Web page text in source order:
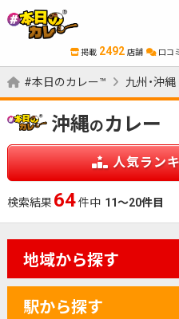
掲載 2492 店舗 口コ
#本日のカレー™ 九州・沖縄
沖縄のカレー
人気ラン
検索結果 64件中 11～20件目
地域から探す
駅から探す